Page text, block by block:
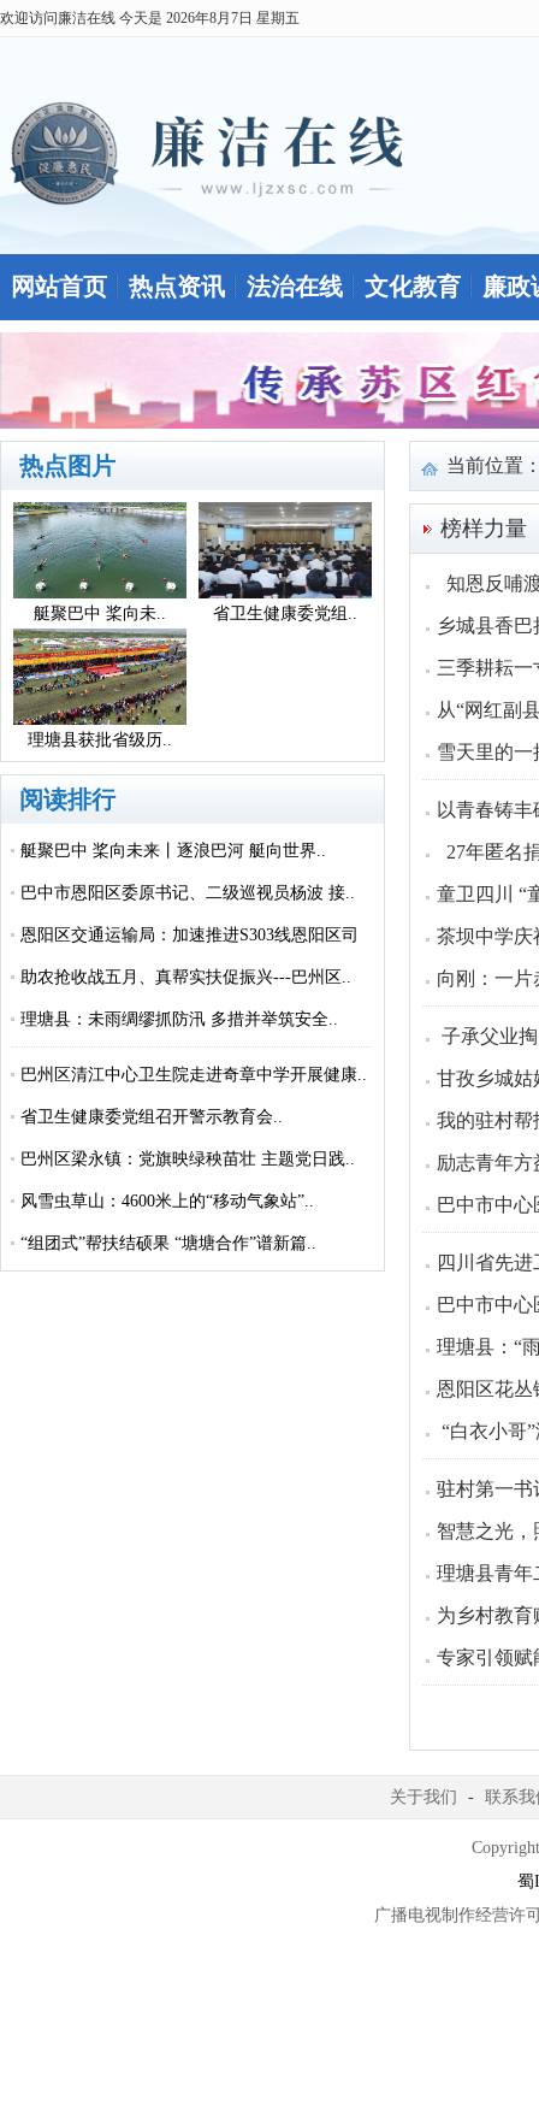
欢迎访问廉洁在线 今天是 2026年8月7日 星期五
网站首页 热点资讯 法治在线 文化教育 廉政
热点图片
艇聚巴中 桨向未.. 省卫生健康委党组..
理塘县获批省级历..
阅读排行
艇聚巴中 桨向未来丨逐浪巴河 艇向世界..
巴中市恩阳区委原书记、二级巡视员杨波 接..
恩阳区交通运输局：加速推进S303线恩阳区司
城..
助农抢收战五月、真帮实扶促振兴---巴州区..
理塘县：未雨绸缪抓防汛 多措并举筑安全..
巴州区清江中心卫生院走进奇章中学开展健康..
省卫生健康委党组召开警示教育会..
巴州区梁永镇：党旗映绿秧苗壮 主题党日践..
风雪虫草山：4600米上的“移动气象站”..
“组团式”帮扶结硕果 “塘塘合作”谱新篇..
当前位置
榜样力量
知恩反哺
乡城县香
三季耕耘一
从“网红副
雪天里的
以青春铸
27年匿名
童卫四川 “
茶坝中学庆
向刚：一片
子承父业
甘孜乡城
我的驻村帮
励志青年
巴中市中
四川省先
巴中市中
理塘县：“
恩阳区花
“白衣小哥
驻村第一书
智慧之光
理塘县青年
为乡村教育
专家引领赋
关于我们 - 联系我
蜀
广播电视制作经营许